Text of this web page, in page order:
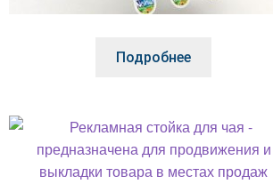
Подробнее